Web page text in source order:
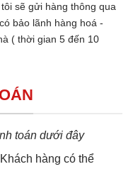
sẽ gửi hàng thông qua
bảo lãnh hàng hoá -
( thời gian 5 đến 10
toán dưới đây
hàng có thể